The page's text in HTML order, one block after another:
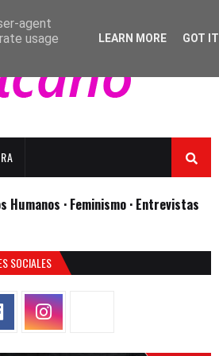
Humanos · Feminismo · Entrevistas
SOCIALES
agent
usage
LEARN MORE GOT IT